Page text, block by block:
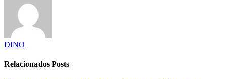
DINO
Relacionados Posts